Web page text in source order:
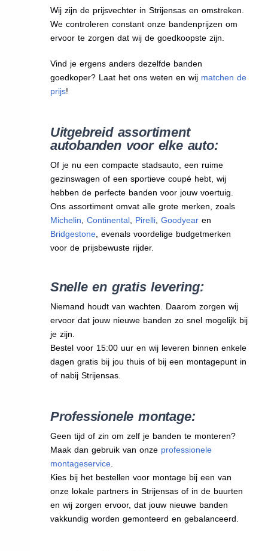
Wij zijn de prijsvechter in Strijensas en omstreken.
We controleren constant onze bandenprijzen om
ervoor te zorgen dat wij de goedkoopste zijn.
Vind je ergens anders dezelfde banden
goedkoper? Laat het ons weten en wij matchen de
prijs!
Uitgebreid assortiment
autobanden voor elke auto:
Of je nu een compacte stadsauto, een ruime
gezinswagen of een sportieve coupé hebt, wij
hebben de perfecte banden voor jouw voertuig.
Ons assortiment omvat alle grote merken, zoals
Michelin, Continental, Pirelli, Goodyearen
Bridgestone, evenals voordelige budgetmerken
voor de prijsbewuste rijder.
Snelle en gratis levering:
Niemand houdt van wachten. Daarom zorgen wij
ervoor dat jouw nieuwe banden zo snel mogelijk bij
je zijn.
Bestel voor 15:00 uur en wij leveren binnen enkele
dagen gratis bij jou thuis of bij een montagepunt in
of nabij Strijensas.
Professionele montage:
Geen tijd of zin om zelf je banden te monteren?
Maak dan gebruik van onze professionele
montageservice.
Kies bij het bestellen voor montage bij een van
onze lokale partners in Strijensas of in de buurten
en wij zorgen ervoor, dat jouw nieuwe banden
vakkundig worden gemonteerd en gebalanceerd.